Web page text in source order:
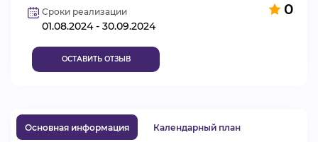
АНАЛИТИКА
БАЗА ЗНАНИЙ
0
Сроки реализации
01.08.2024 - 30.09.2024
ОСТАВИТЬ ОТЗЫВ
Основная информация Календарный план